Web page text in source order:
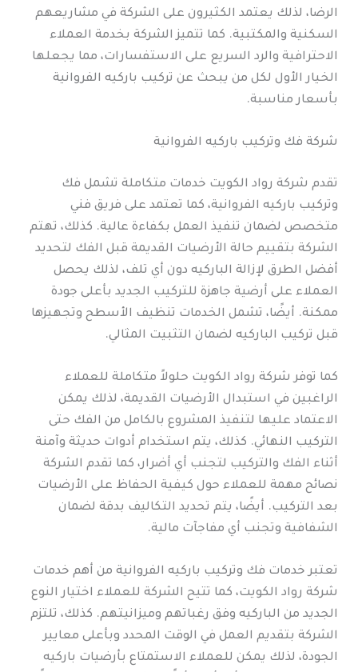
الرضا، لذلك يعتمد الكثيرون على الشركة في مشاريعهم
السكنية والمكتبية. كما تتميز الشركة بخدمة العملاء
الاحترافية والرد السريع على الاستفسارات، مما يجعلها
الخيار الأول لكل من يبحث عن تركيب باركيه الفروانية
بأسعار مناسبة.
شركة فك وتركيب باركيه الفروانية
تقدم شركة رواد الكويت خدمات متكاملة تشمل فك
وتركيب باركيه الفروانية، كما تعتمد على فريق فني
متخصص لضمان تنفيذ العمل بكفاءة عالية. كذلك، تهتم
الشركة بتقييم حالة الأرضيات القديمة قبل الفك لتحديد
أفضل الطرق لإزالة الباركيه دون أي تلف، لذلك يحصل
العملاء على أرضية جاهزة للتركيب الجديد بأعلى جودة
ممكنة. أيضًا، تشمل الخدمات تنظيف الأسطح وتجهيزها
قبل تركيب الباركيه لضمان التثبيت المثالي.
كما توفر شركة رواد الكويت حلولاً متكاملة للعملاء
الراغبين في استبدال الأرضيات القديمة، لذلك يمكن
الاعتماد عليها لتنفيذ المشروع بالكامل من الفك حتى
التركيب النهائي. كذلك، يتم استخدام أدوات حديثة وآمنة
أثناء الفك والتركيب لتجنب أي أضرار، كما تقدم الشركة
نصائح مهمة للعملاء حول كيفية الحفاظ على الأرضيات
بعد التركيب. أيضًا، يتم تحديد التكاليف بدقة لضمان
الشفافية وتجنب أي مفاجآت مالية.
تعتبر خدمات فك وتركيب باركيه الفروانية من أهم خدمات
شركة رواد الكويت، كما تتيح الشركة للعملاء اختيار النوع
الجديد من الباركيه وفق رغباتهم وميزانيتهم. كذلك، تلتزم
الشركة بتقديم العمل في الوقت المحدد وبأعلى معايير
الجودة، لذلك يمكن للعملاء الاستمتاع بأرضيات باركيه